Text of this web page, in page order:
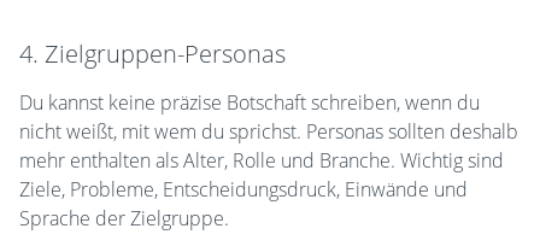
4. Zielgruppen-Personas
Du kannst keine präzise Botschaft schreiben, wenn du
nicht weißt, mit wem du sprichst. Personas sollten deshalb
mehr enthalten als Alter, Rolle und Branche. Wichtig sind
Ziele, Probleme, Entscheidungsdruck, Einwände und
Sprache der Zielgruppe.